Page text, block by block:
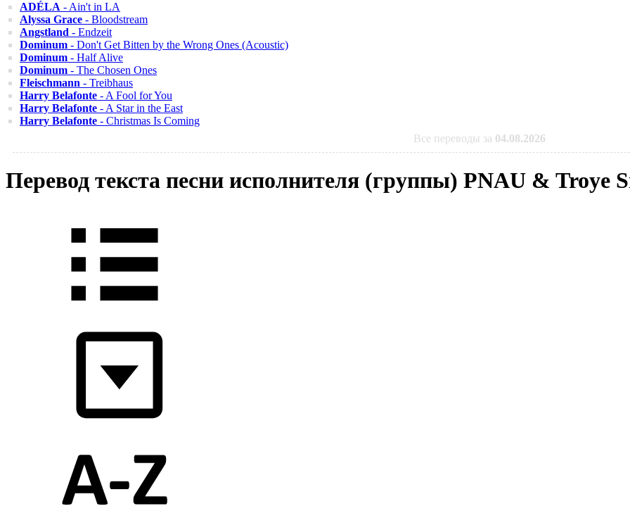
ADÉLA - Ain't in LA
Alyssa Grace - Bloodstream
Angstland - Endzeit
Dominum - Don't Get Bitten by the Wrong Ones (Acoustic)
Dominum - Half Alive
Dominum - The Chosen Ones
Fleischmann - Treibhaus
Harry Belafonte - A Fool for You
Harry Belafonte - A Star in the East
Harry Belafonte - Christmas Is Coming
Все переводы за 04.08.2026
Перевод текста песни исполнителя (группы) PNAU & Troye